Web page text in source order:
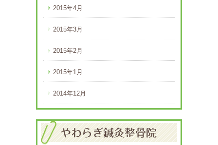
2015年4月
2015年3月
2015年2月
2015年1月
2014年12月